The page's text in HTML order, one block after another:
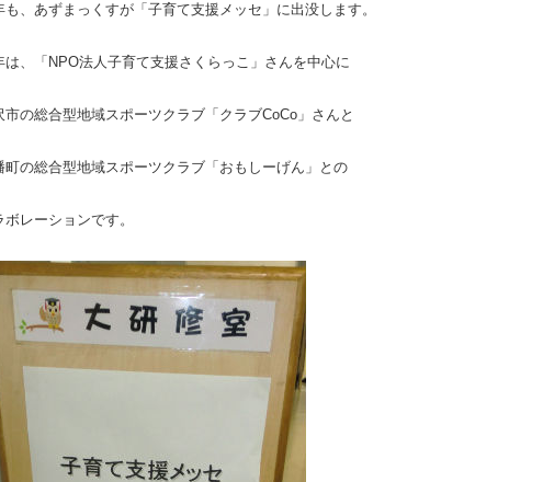
も、あずまっくすが「子育て支援メッセ」に出没します。
は、「NPO法人子育て支援さくらっこ」さんを中心に
市の総合型地域スポーツクラブ「クラブCoCo」さんと
町の総合型地域スポーツクラブ「おもしーげん」との
ボレーションです。